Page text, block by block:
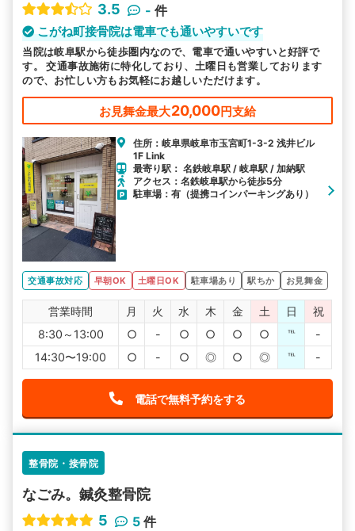
駅から探す 院名から探す
3.5
- 件
こがね町接骨院は電車でも通いやすいです
当院は岐阜駅から徒歩圏内なので、電車で通いやすいと好評で
す。 交通事故施術に特化しており、土曜日も営業しております
ので、お忙しい方もお気軽にお越しいただけます。
お見舞金最大20,000円支給
住所：岐阜県岐阜市玉宮町1-3-2 浅井ビル
1F Link
最寄り駅： 名鉄岐阜駅 / 岐阜駅 / 加納駅
アクセス：名鉄岐阜駅から徒歩5分
駐車場：有（提携コインパーキングあり）
交通事故対応 早朝OK 土曜日OK 駐車場あり 駅ちか お見舞金
営業時間 月 火 水 木 金 土 日
祝
8:30～13:00
○ - ○ ○ ○ ○ ℡
-
14:30〜19:00
○ - ○ ◎ ○ ◎ ℡ -
電話で無料予約をする
整骨院・接骨院
なごみ。鍼灸整骨院
5
5 件